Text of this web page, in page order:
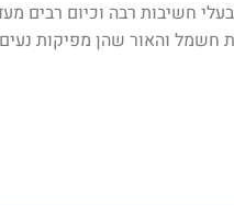
חשמל והאור שהן מפיקות